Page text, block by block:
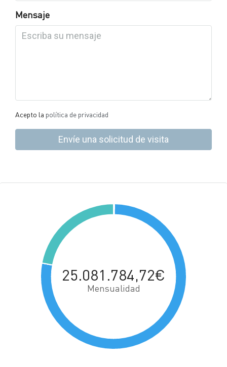
Mensaje
Acepto la política de privacidad
Envíe una solicitud de visita
25.081.784,72€
Mensualidad